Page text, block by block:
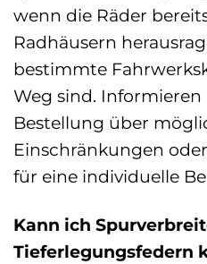
wenn die Räder
Radhäusern
bestimmte
Weg sind. Informieren
Bestellung über
Einschränkungen
für eine individuelle
Kann ich
Tieferlegungsfedern